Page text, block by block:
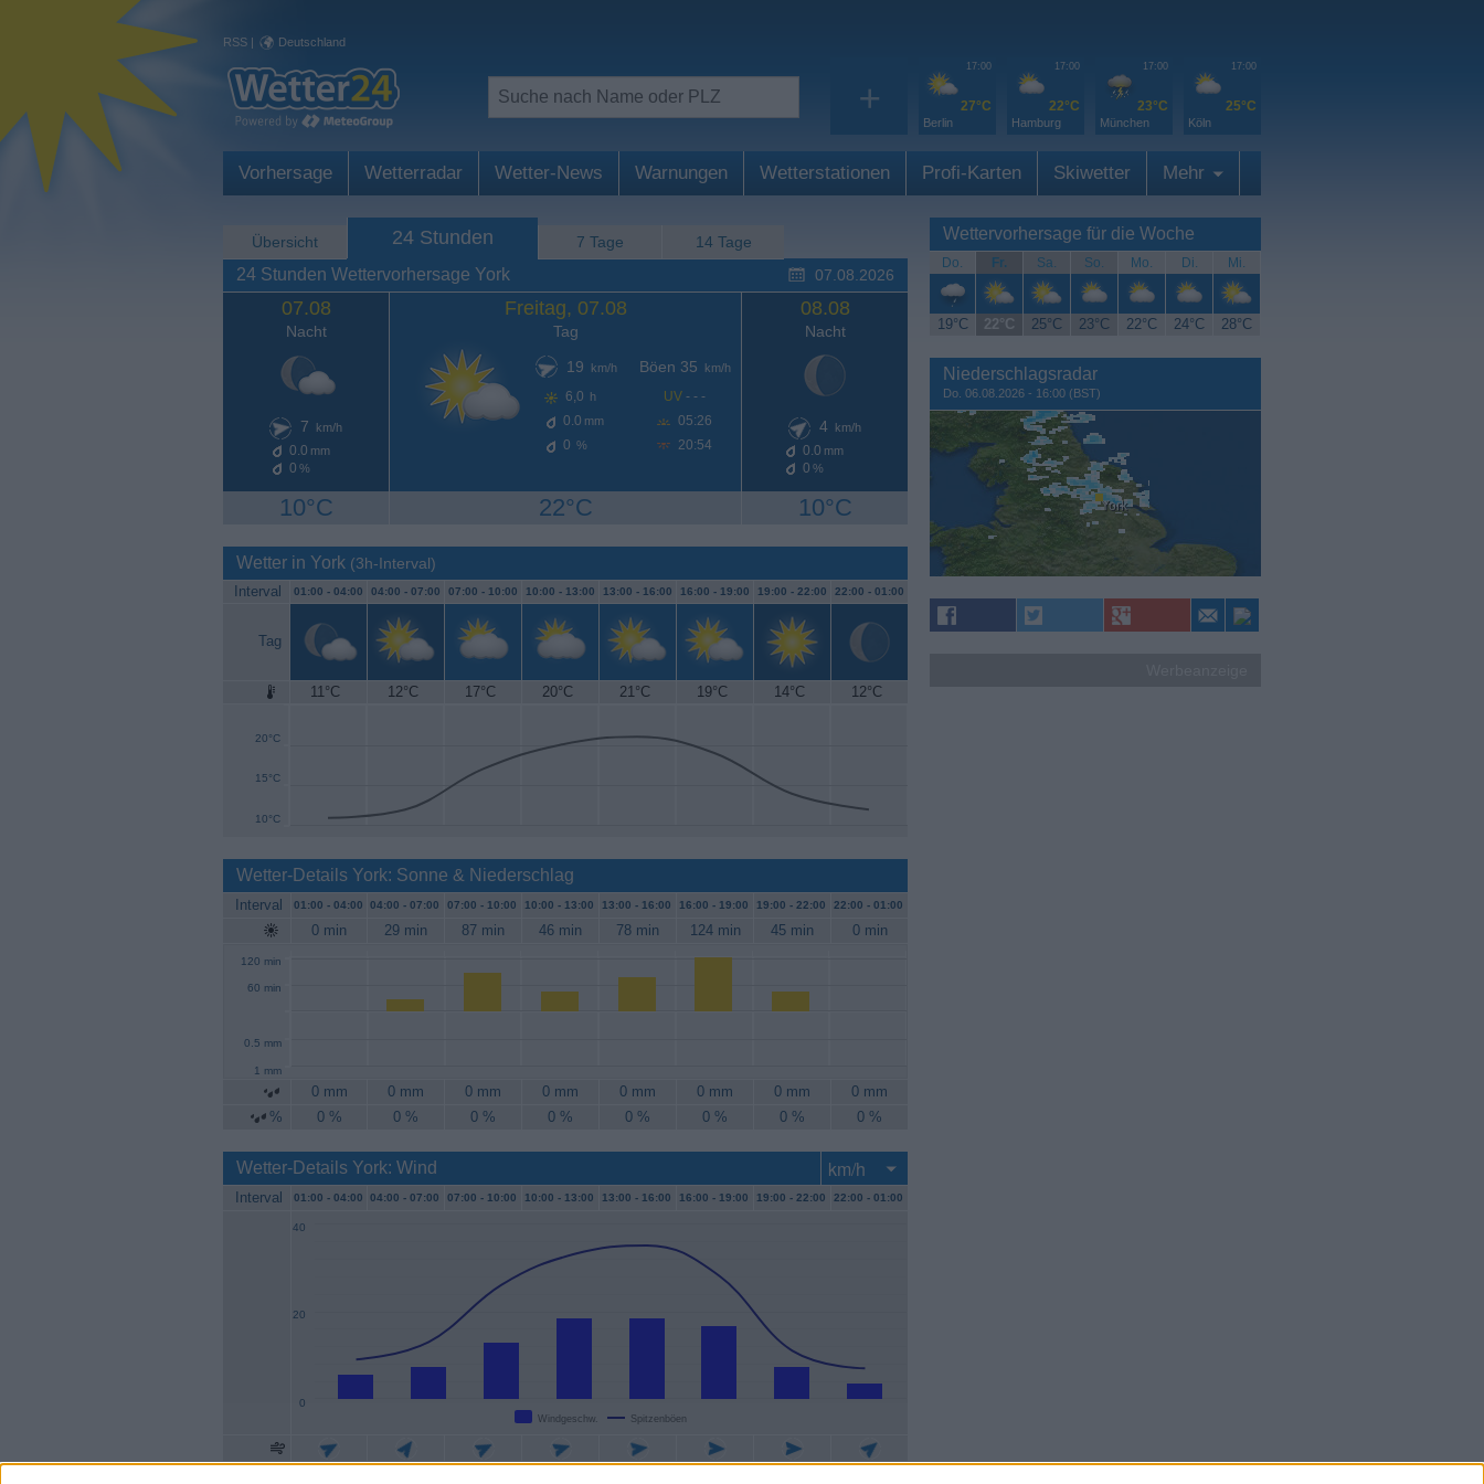
RSS | Deutschland
+
17:00
27°C
Berlin
17:00
22°C
Hamburg
17:00
23°C
München
17:00
25°C
Köln
Vorhersage Wetterradar Wetter-News Warnungen Wetterstationen Profi-Karten Skiwetter Mehr
Übersicht 24 Stunden 7 Tage 14 Tage
24 Stunden Wettervorhersage York 07.08.2026
07.08
Nacht
7 km/h
0.0 mm
0 %
10°C
Freitag, 07.08
Tag
19
km/h
6,0 h
0.0 mm
0 %
Böen 35 km/h
UV - - -
05:26
20:54
22°C
08.08
Nacht
4 km/h
0.0 mm
0 %
10°C
Wetter in York (3h-Interval)
Interval 01:00 - 04:00 04:00 - 07:00 07:00 - 10:00 10:00 - 13:00 13:00 - 16:00 16:00 - 19:00 19:00 - 22:00 22:00 - 01:00
Tag
11°C 12°C 17°C 20°C 21°C 19°C 14°C 12°C
10°C
15°C
20°C
25°C
Wetter-Details York: Sonne & Niederschlag
Interval 01:00 - 04:00 04:00 - 07:00 07:00 - 10:00 10:00 - 13:00 13:00 - 16:00 16:00 - 19:00 19:00 - 22:00 22:00 - 01:00
0 min 29 min 87 min 46 min 78 min 124 min 45 min 0 min
60 min
120 min
0.5 mm
1 mm
0 mm 0 mm 0 mm 0 mm 0 mm 0 mm 0 mm
0 mm
%
0 % 0 % 0 % 0 % 0 % 0 % 0 % 0 %
Wetter-Details York: Wind
Interval 01:00 - 04:00 04:00 - 07:00 07:00 - 10:00 10:00 - 13:00 13:00 - 16:00 16:00 - 19:00 19:00 - 22:00 22:00 - 01:00
Windgeschw. Spitzenböen
0
20
40
Wettervorhersage für die Woche
Do. Fr. Sa. So. Mo. Di. Mi.
19°C 22°C 25°C 23°C 22°C 24°C 28°C
Niederschlagsradar
Do. 06.08.2026 - 16:00 (BST)
York